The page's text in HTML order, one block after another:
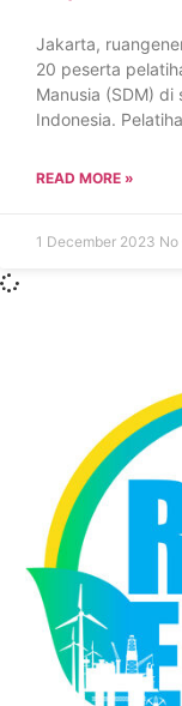
Jakarta,
20 peserta
Manusia (SDM)
Indonesia.
READ MORE »
1 December 2023 No